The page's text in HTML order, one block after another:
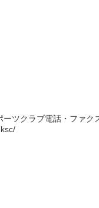
ツクラブ電話・ファク